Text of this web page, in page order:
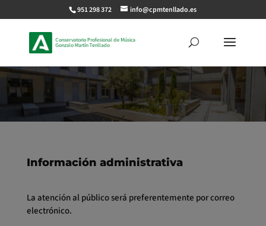
951 298 372 info@cpmtenllado.es
Información administrativa
La atención al público será preferentemente por correo
electrónico.